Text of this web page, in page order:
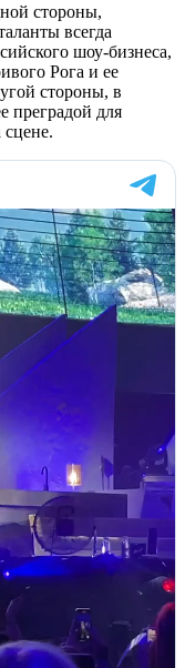
стороны,
всегда
шоу-бизнеса,
Рога и ее
стороны, в
преградой для